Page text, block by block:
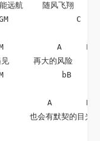
远航    随风飞翔    有
C
A     E
再大的风险   再大
bB
A       B
会有默契的目光